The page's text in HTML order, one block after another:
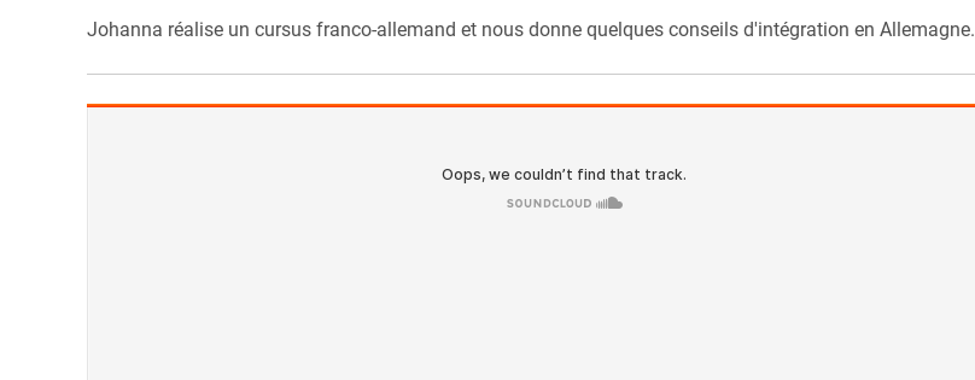
Johanna réalise un cursus franco-allemand et nous donne quelques conseils d'intégration en Allemagne.